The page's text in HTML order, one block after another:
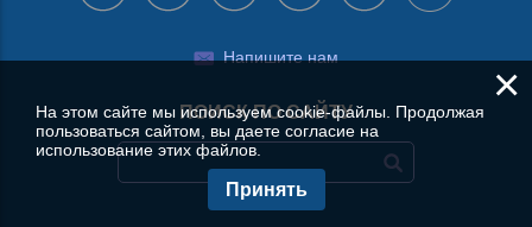
Напишите нам
ПОИСК ПО САЙТУ
×
На этом сайте мы используем cookie-файлы. Продолжая
пользоваться сайтом, вы даете согласие на
использование этих файлов.
Принять